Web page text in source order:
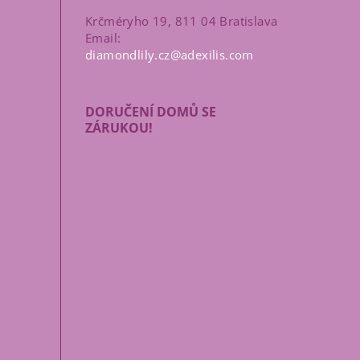
Krčméryho 19, 811 04 Bratislava
Email:
diamondlily.cz@adexilis.com
DORUČENÍ DOMŮ SE
ZÁRUKOU!